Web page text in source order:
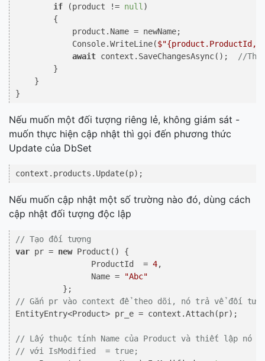
if (product != null )
        {
            product.Name = newName;
            Console.WriteLine(
$"{product.ProductId,
await context.SaveChangesAsync();
//Thi
        }
    }
Nếu muốn một đối tượng riêng lẻ, không giám sát -
muốn thực hiện cập nhật thì gọi đến phương thức
Update của DbSet
Nếu muốn cập nhật một số trường nào đó, dùng cách
cập nhật đối tượng độc lập
// Tạo đối tượng
var pr = new Product() {
                ProductId  =
4,
                Name =
"Abc"
// Gắn pr vào context để theo dõi, nó trả vể đối
EntityEntry<Product> pr_e = context.Attach(pr);
// Lấy thuộc tính Name của Product và thiết lập nó
// với IsModified  = true;